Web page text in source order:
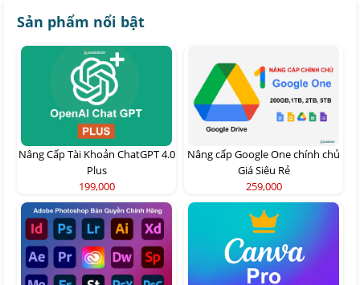
Sản phẩm nổi bật
Nâng Cấp Tài Khoản ChatGPT 4.0
Plus
199,000
Nâng cấp Google One chính chủ
Giá Siêu Rẻ
259,000